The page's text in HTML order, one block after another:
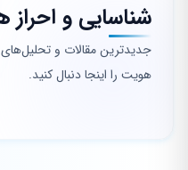
شناسایی و
جدیدترین مقالات و تحلیل‌های
هویت را اینجا دنبال کنید.